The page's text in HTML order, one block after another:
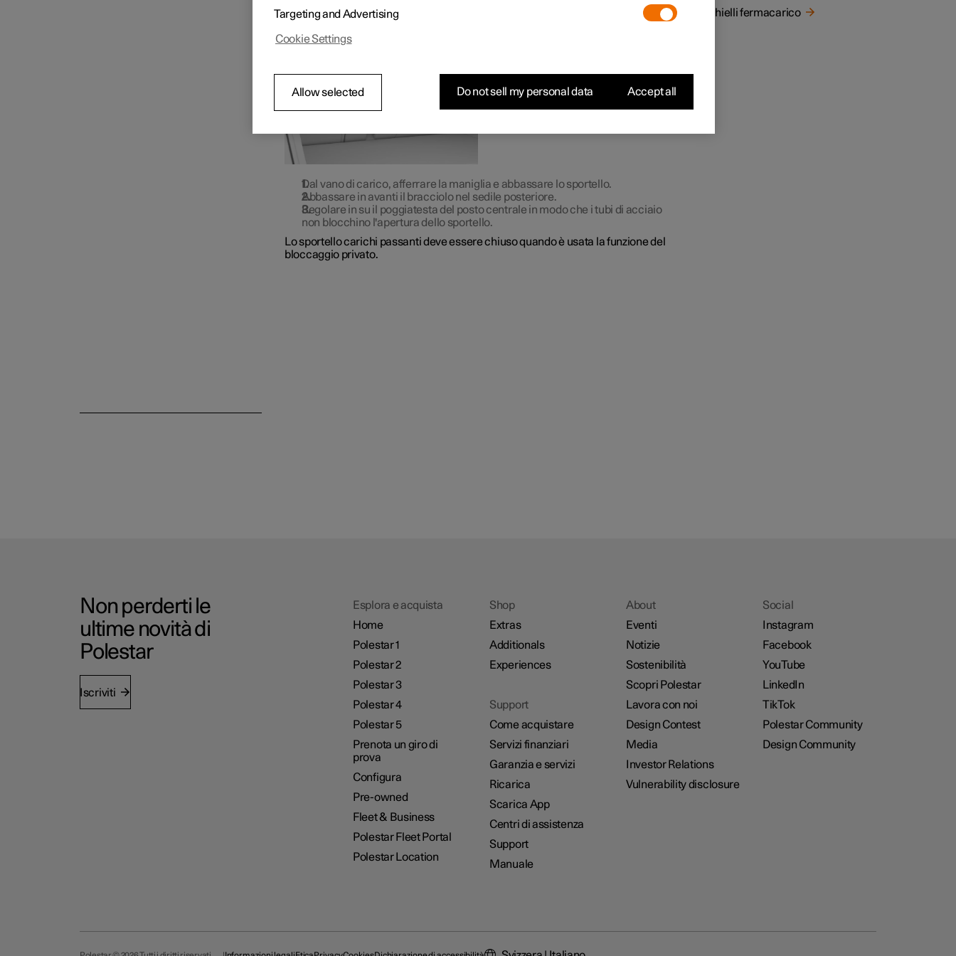
trasportare oggetti lunghi e sottili, per es. sci.
Dal vano di carico, afferrare la maniglia e abbassare lo sportello.
Abbassare in avanti il bracciolo nel sedile posteriore.
Regolare in su il poggiatesta del posto centrale in modo che i tubi di acciaio
non blocchino l'apertura dello sportello.
Lo sportello carichi passanti deve essere chiuso quando è usata la funzione del
bloccaggio privato.
Occhielli fermacarico
Non perderti le
ultime novità di
Polestar
Iscriviti
Esplora e acquista
Home
Polestar 1
Polestar 2
Polestar 3
Polestar 4
Polestar 5
Prenota un giro di
prova
Configura
Pre-owned
Fleet & Business
Polestar Fleet Portal
Polestar Location
Shop
Extras
Additionals
Experiences
Support
Come acquistare
Servizi finanziari
Garanzia e servizi
Ricarica
Scarica App
Centri di assistenza
Support
Manuale
About
Eventi
Notizie
Sostenibilità
Scopri Polestar
Lavora con noi
Design Contest
Media
Investor Relations
Vulnerability disclosure
Social
Instagram
Facebook
YouTube
LinkedIn
TikTok
Polestar Community
Design Community
Targeting and Advertising
Cookie Settings
Allow selected Do not sell my personal data Accept all